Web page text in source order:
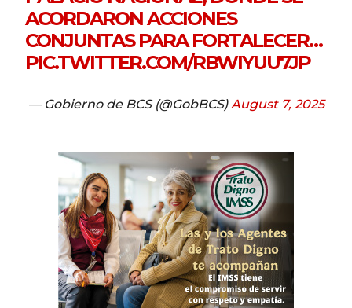
ACORDARON ACCIONES
CONJUNTAS PARA FORTALECER…
PIC.TWITTER.COM/RBWIYUU7JP
— Gobierno de BCS (@GobBCS)August 7, 2025